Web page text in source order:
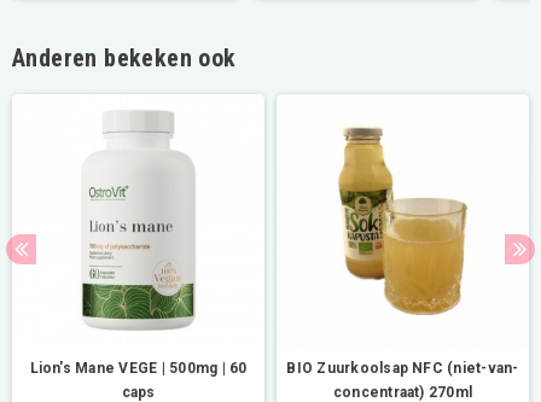
Anderen bekeken ook
Lion's Mane VEGE | 500mg | 60
caps
BIO Zuurkoolsap NFC (niet-van-
concentraat) 270ml